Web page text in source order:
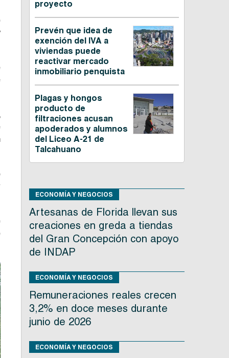
proyecto
Prevén que idea de
exención del IVA a
viviendas puede
reactivar mercado
inmobiliario penquista
Plagas y hongos
producto de
filtraciones acusan
apoderados y alumnos
del Liceo A-21 de
Talcahuano
ECONOMÍA Y NEGOCIOS
Artesanas de Florida llevan sus
creaciones en greda a tiendas
del Gran Concepción con apoyo
de INDAP
ECONOMÍA Y NEGOCIOS
Remuneraciones reales crecen
3,2% en doce meses durante
junio de 2026
ECONOMÍA Y NEGOCIOS